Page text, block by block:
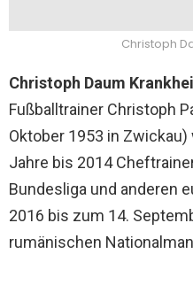
Christoph
Christoph Daum
Fußballtrainer Christoph
Oktober 1953 in
Jahre bis 2014
Bundesliga und anderen
2016 bis zum 14.
rumänischen